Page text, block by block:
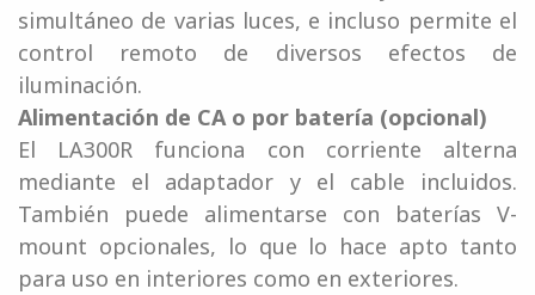
simultáneo de varias luces, e incluso permite el
control remoto de diversos efectos de
iluminación.
Alimentación de CA o por batería (opcional)
El LA300R funciona con corriente alterna
mediante el adaptador y el cable incluidos.
También puede alimentarse con baterías V-
mount opcionales, lo que lo hace apto tanto
para uso en interiores como en exteriores.